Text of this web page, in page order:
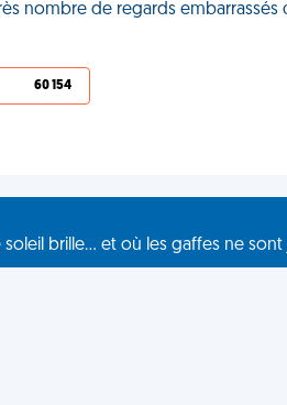
nombre de regards
60 154
brille... et où les gaffes ne sont